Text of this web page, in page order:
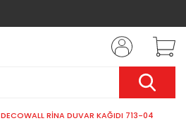
DECOWALL RİNA DUVAR KAĞIDI 713-04